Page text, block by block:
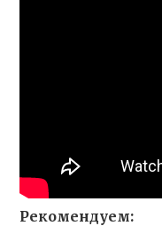
Рекомендуем: